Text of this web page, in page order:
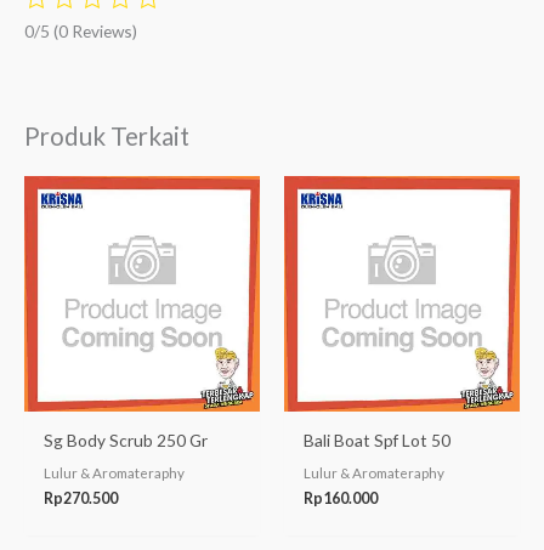
0/5 (0 Reviews)
Produk Terkait
Sg Body Scrub 250 Gr
Lulur & Aromateraphy
Rp270.500
Bali Boat Spf Lot 50
Lulur & Aromateraphy
Rp160.000